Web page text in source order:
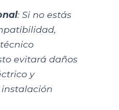
: Si no estás
evitará daños
y